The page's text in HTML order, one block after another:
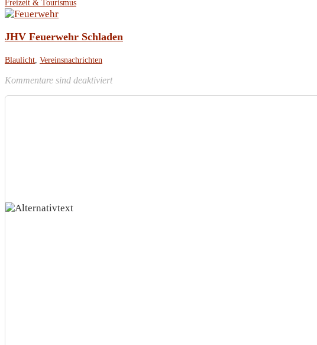
Freizeit & Tourismus
JHV Feuerwehr Schladen
Blaulicht, Vereinsnachrichten
Kommentare sind deaktiviert